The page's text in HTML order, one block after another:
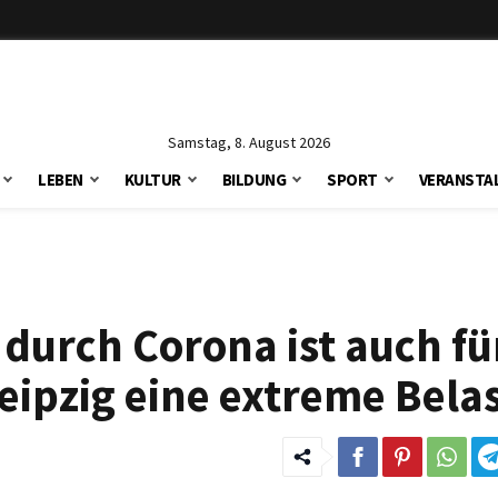
Samstag, 8. August 2026
LEBEN KULTUR BILDUNG SPORT
Corona ist auch
eine extreme